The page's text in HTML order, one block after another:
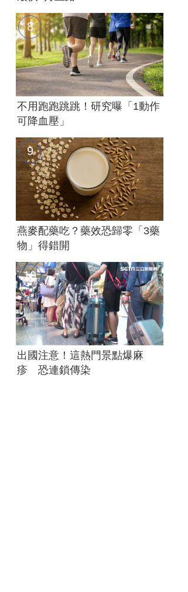
不用跑跑跳跳！研究曝「1動作
可降血壓」
燕麥配藥吃？藥效恐歸零「3藥
物」得錯開
出國注意！這熱門景點爆麻
疹 恐連鎖傳染